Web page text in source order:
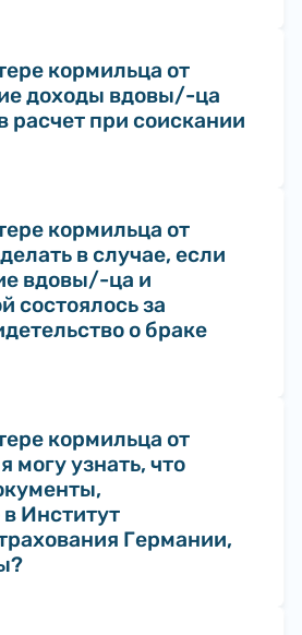
кормильца от
доходы вдовы/-ца
расчет при соискании
кормильца от
в случае, если
вдовы/-ца и
состоялось за
о браке
кормильца от
могу узнать, что
Институт
Германии,